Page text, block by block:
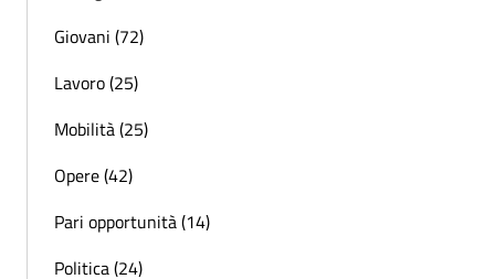
Giovani (72)
Lavoro (25)
Mobilità (25)
Opere (42)
Pari opportunità (14)
Politica (24)